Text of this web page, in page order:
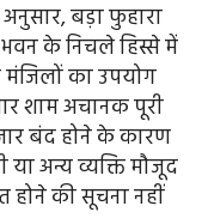
अनुसार, बड़ा फुहारा
भवन के निचले हिस्से में
का उपयोग
शाम अचानक पूरी
बंद होने के कारण
अन्य व्यक्ति मौजूद
होने की सूचना नहीं